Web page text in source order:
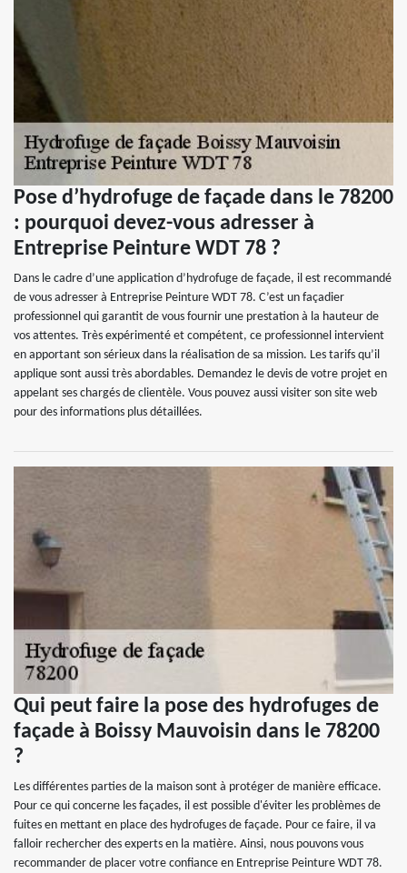
Pose d’hydrofuge de façade dans le 78200
: pourquoi devez-vous adresser à
Entreprise Peinture WDT 78 ?
Dans le cadre d’une application d’hydrofuge de façade, il est recommandé
de vous adresser à Entreprise Peinture WDT 78. C’est un façadier
professionnel qui garantit de vous fournir une prestation à la hauteur de
vos attentes. Très expérimenté et compétent, ce professionnel intervient
en apportant son sérieux dans la réalisation de sa mission. Les tarifs qu’il
applique sont aussi très abordables. Demandez le devis de votre projet en
appelant ses chargés de clientèle. Vous pouvez aussi visiter son site web
pour des informations plus détaillées.
Qui peut faire la pose des hydrofuges de
façade à Boissy Mauvoisin dans le 78200
?
Les différentes parties de la maison sont à protéger de manière efficace.
Pour ce qui concerne les façades, il est possible d'éviter les problèmes de
fuites en mettant en place des hydrofuges de façade. Pour ce faire, il va
falloir rechercher des experts en la matière. Ainsi, nous pouvons vous
recommander de placer votre confiance en Entreprise Peinture WDT 78.